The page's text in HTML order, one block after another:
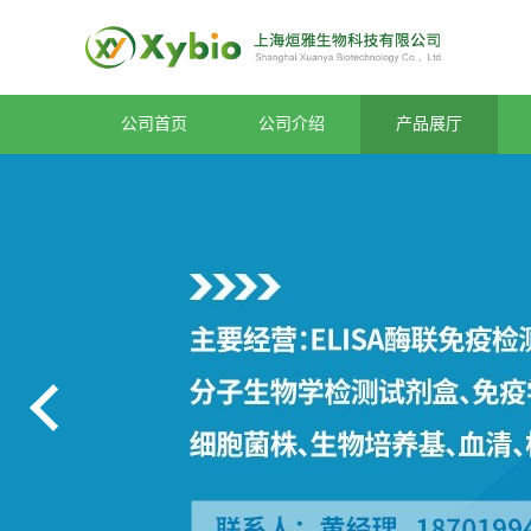
公司首页 公司介绍 产品展厅